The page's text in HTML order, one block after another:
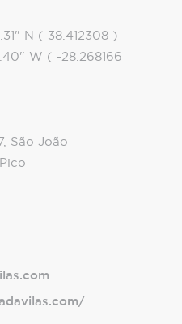
N ( 38.412308 )
W ( -28.268166
São João